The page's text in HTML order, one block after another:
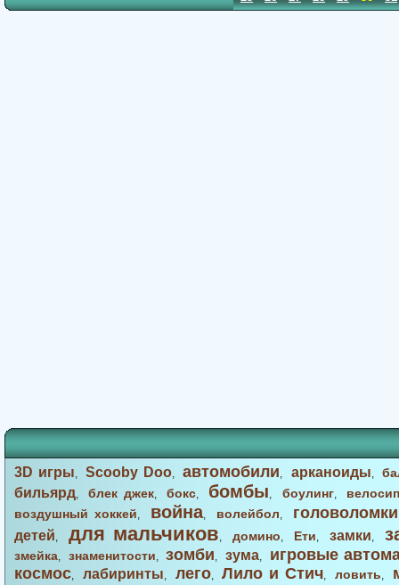
3D игры,Scooby Doo,автомобили, арканоиды,
бильярд,блек джек,бокс, бомбы, боулинг,
воздушный хоккей, война, волейбол, головоломки
детей, для мальчиков, домино, Ети, замки,
змейка, знаменитости,зомби, зума,
игровые
космос, лабиринты, лего,Лило и Стич,ловить,